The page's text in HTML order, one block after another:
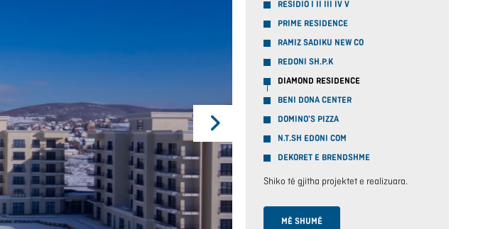
RESIDIO I II III IV V
PRIME RESIDENCE
RAMIZ SADIKU NEW CO
REDONI SH.P.K
DIAMOND RESIDENCE
BENI DONA CENTER
DOMINO'S PIZZA
N.T.SH EDONI COM
DEKORET E BRENDSHME
Shiko të gjitha projektet e realizuara.
MË SHUMË